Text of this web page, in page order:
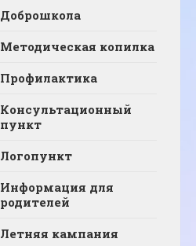
Доброшкола
Методическая копилка
Профилактика
Консультационный
пункт
Логопункт
Информация для
родителей
Летняя кампания